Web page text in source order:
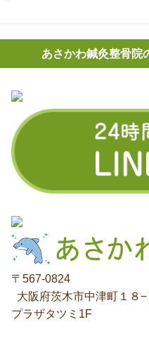
あさかわ鍼灸整⾻院
〒567-0824
⼤阪府茨⽊市中津町１８−
プラザタツミ1F